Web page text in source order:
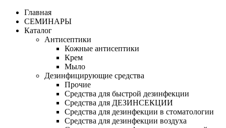
Главная
СЕМИНАРЫ
Каталог
Антисептики
Кожные антисептики
Крем
Мыло
Дезинфицирующие средства
Прочие
Средства для быстрой дезинфекции
Средства для ДЕЗИНСЕКЦИИ
Средства для дезинфекции в стоматологии
Средства для дезинфекции воздуха